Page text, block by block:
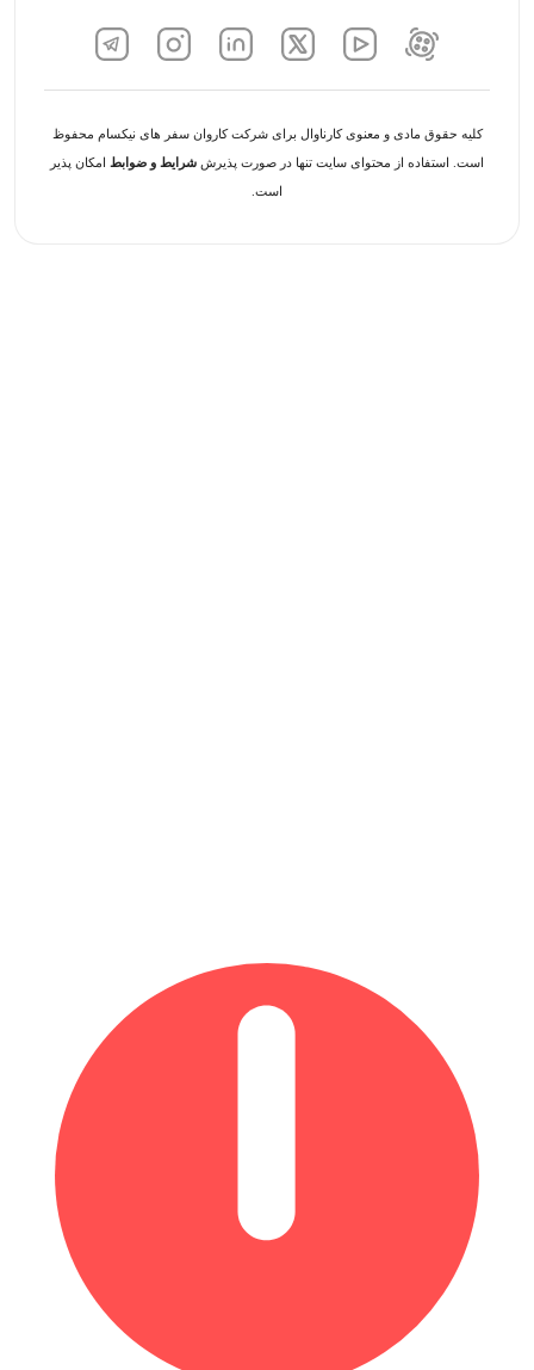
کلیه حقوق مادی و معنوی کارناوال برای شرکت کاروان سفر های نیکسام محفوظ
است. استفاده از محتوای سایت تنها در صورت پذیرش شرایط و ضوابط امکان پذیر
است.